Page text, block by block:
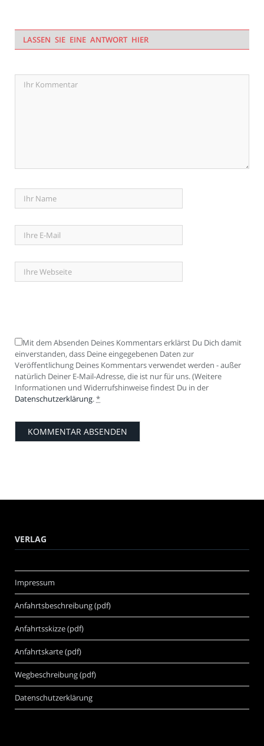
LASSEN SIE EINE ANTWORT HIER
Mit dem Absenden Deines Kommentars erklärst Du Dich damit
einverstanden, dass Deine eingegebenen Daten zur
Veröffentlichung Deines Kommentars verwendet werden - außer
natürlich Deiner E-Mail-Adresse, die ist nur für uns. (Weitere
Informationen und Widerrufshinweise findest Du in der
Datenschutzerklärung.*
VERLAG
Impressum
Anfahrtsbeschreibung (pdf)
Anfahrtsskizze (pdf)
Anfahrtskarte (pdf)
Wegbeschreibung (pdf)
Datenschutzerklärung